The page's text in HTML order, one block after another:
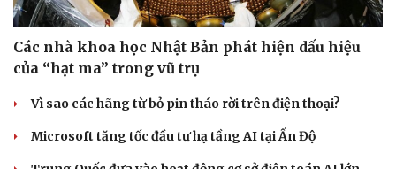
Các nhà khoa học Nhật Bản phát hiện dấu hiệu
của “hạt ma” trong vũ trụ
Vì sao các hãng từ bỏ pin tháo rời trên điện thoại?
Microsoft tăng tốc đầu tư hạ tầng AI tại Ấn Độ